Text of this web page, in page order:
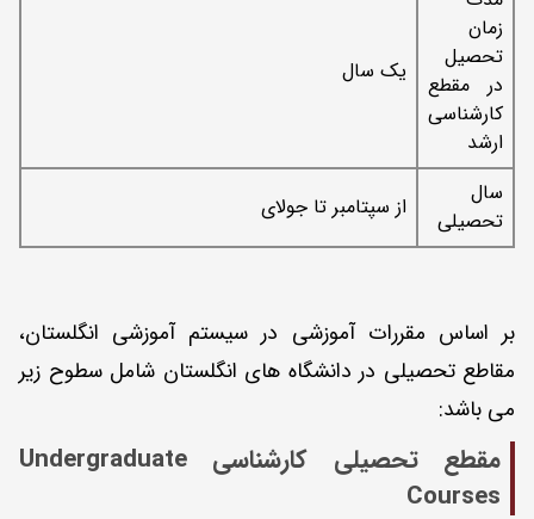
زمان
تحصیل
در مقطع
کارشناسی
ارشد
یک سال
سال
تحصیلی
از سپتامبر تا جولای
بر اساس مقررات آموزشی در سیستم آموزشی انگلستان،
مقاطع تحصیلی در دانشگاه های انگلستان شامل سطوح زیر
می باشد:
مقطع تحصیلی کارشناسی Undergraduate
Courses